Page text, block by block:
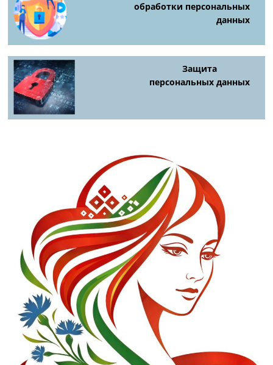
обработки персональных
данных
Защита
персональных данных